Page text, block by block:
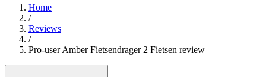
Home
/
Reviews
/
Pro-user Amber Fietsendrager 2 Fietsen review